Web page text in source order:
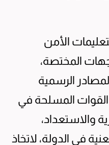
الأمن
المختصة،
الرسمية
القوات المسلحة في
والاستعداد،
في الدولة، لاتخاذ